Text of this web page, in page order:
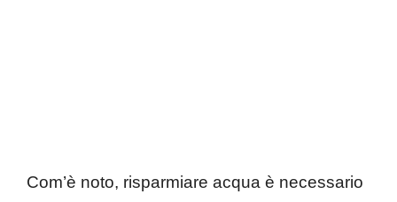
Com’è noto, risparmiare acqua è necessario